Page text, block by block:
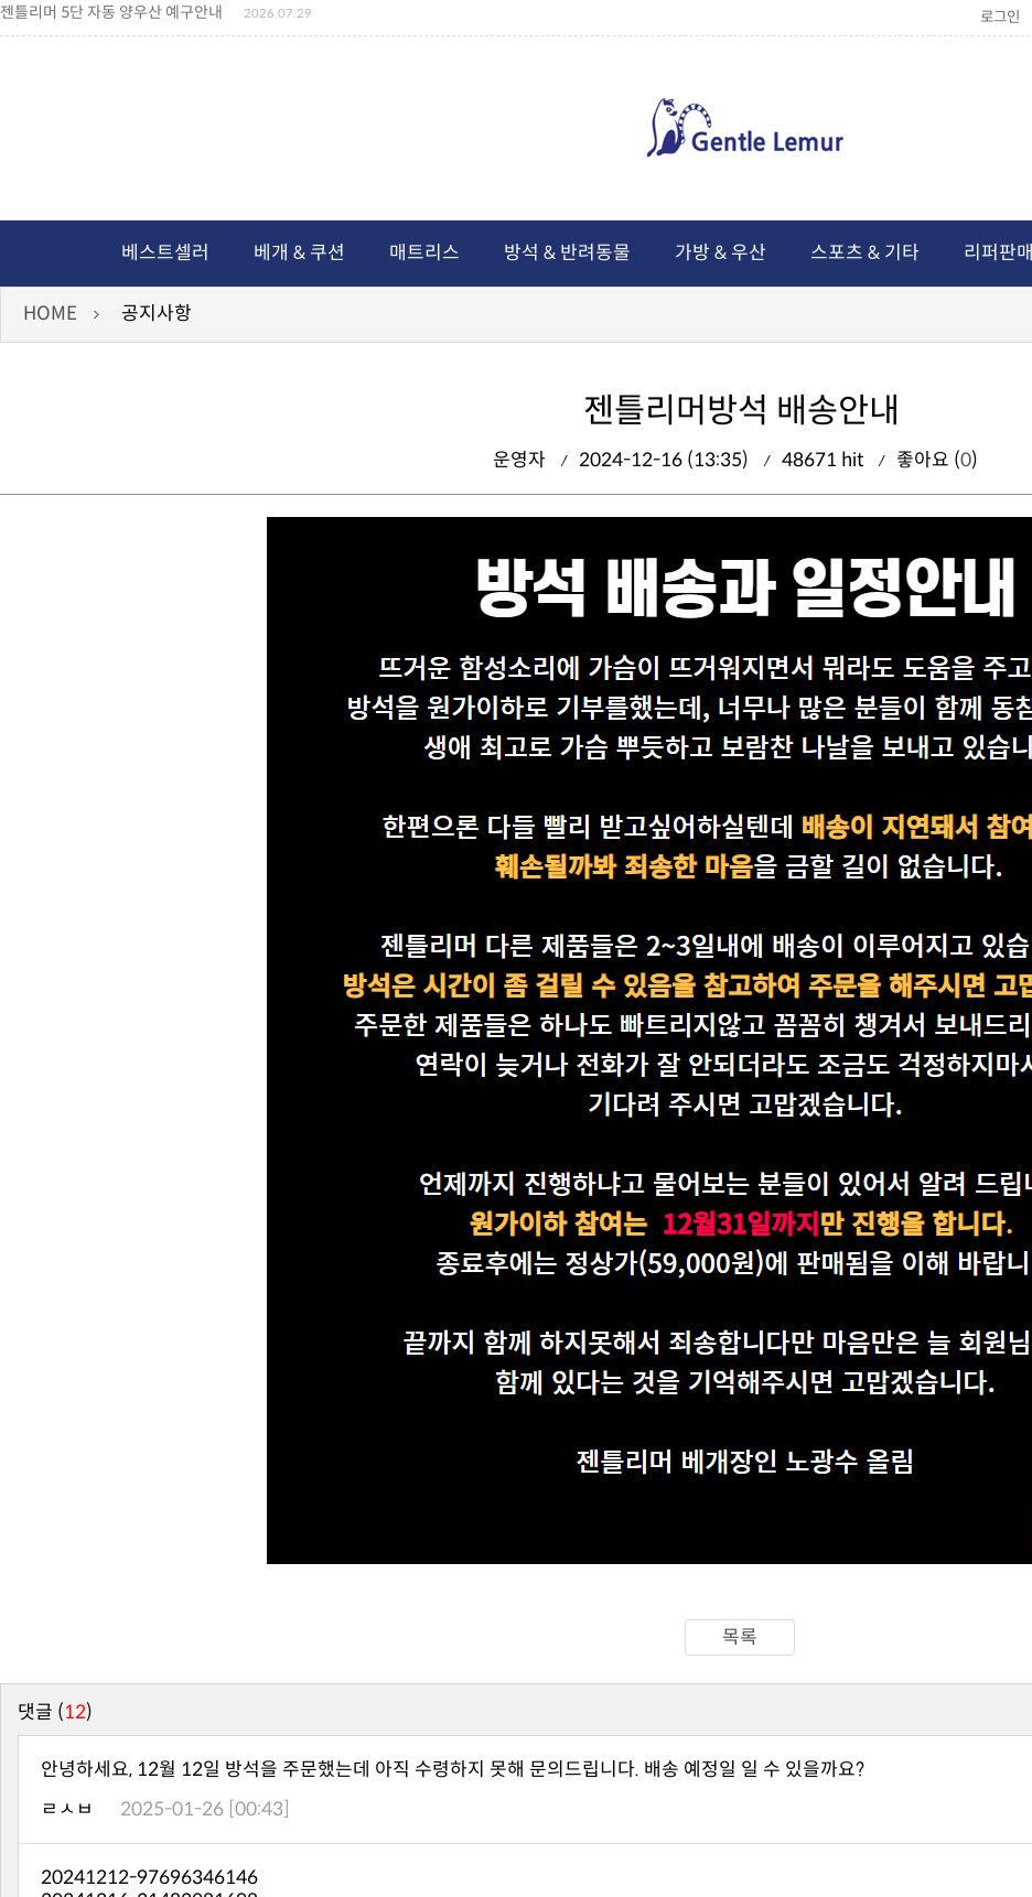
젠틀리머 5단 자동 양우산 예구안내 2026.07.29
젠틀리머 메모리제품 가격인상 안내 2026.07.27
독서쿠션 2차 예구안내 2026.08.04
로그인
베스트셀러 베개 & 쿠션 매트리스 방석 & 반려동물 가방 & 우산 스포츠 & 기타 리퍼판매
HOME 공지사항
젠틀리머방석 배송안내
운영자 2024-12-16 (13:35) 48671 hit 좋아요 (0)
목록
댓글 (12)
안녕하세요, 12월 12일 방석을 주문했는데 아직 수령하지 못해 문의드립니다. 배송 예정일 일 수 있을까요?
ㄹㅅㅂ
2025-01-26 [00:43]
20241212-97696346146